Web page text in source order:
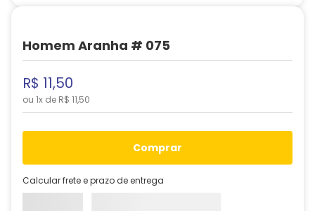
Homem Aranha # 075
R$ 11,50
ou 1x de R$ 11,50
comprar
Calcular frete e prazo de entrega